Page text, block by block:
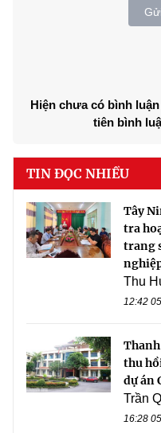
Hiện chưa có bình
tiên bình
TIN ĐỌC NHIỀU
Tây
tra
trang
Thu
12:42
thu
dự án
Trần
16:28